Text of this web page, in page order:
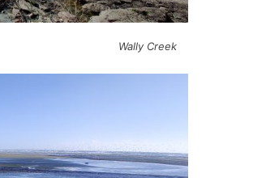
Wally Creek